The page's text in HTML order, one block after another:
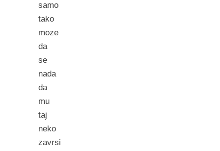
samo
tako
moze
da
se
nada
da
mu
taj
neko
zavrsi